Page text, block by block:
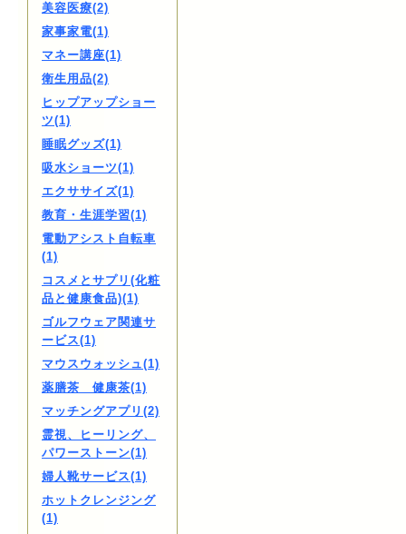
美容医療(2)
家事家電(1)
マネー講座(1)
衛生用品(2)
ヒップアップショー
ツ(1)
睡眠グッズ(1)
吸水ショーツ(1)
エクササイズ(1)
教育・生涯学習(1)
電動アシスト自転車
(1)
コスメとサプリ(化粧
品と健康食品)(1)
ゴルフウェア関連サ
ービス(1)
マウスウォッシュ(1)
薬膳茶 健康茶(1)
マッチングアプリ(2)
霊視、ヒーリング、
パワーストーン(1)
婦人靴サービス(1)
ホットクレンジング
(1)